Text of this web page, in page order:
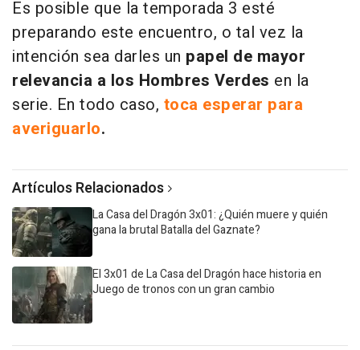
Es posible que la temporada 3 esté
preparando este encuentro, o tal vez la
intención sea darles un papel de mayor
relevancia a los Hombres Verdes en la
serie. En todo caso, toca esperar para
averiguarlo.
Artículos Relacionados
La Casa del Dragón 3x01: ¿Quién muere y quién
gana la brutal Batalla del Gaznate?
El 3x01 de La Casa del Dragón hace historia en
Juego de tronos con un gran cambio